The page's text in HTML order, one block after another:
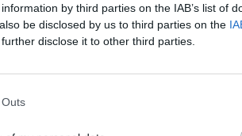
by third parties on the IAB’s list of
be disclosed by us to third parties on the
disclose it to other third parties.
για το πλημμέλημα της
του εγγράφου
Κράτους και του μέχρι
για την παράσταση